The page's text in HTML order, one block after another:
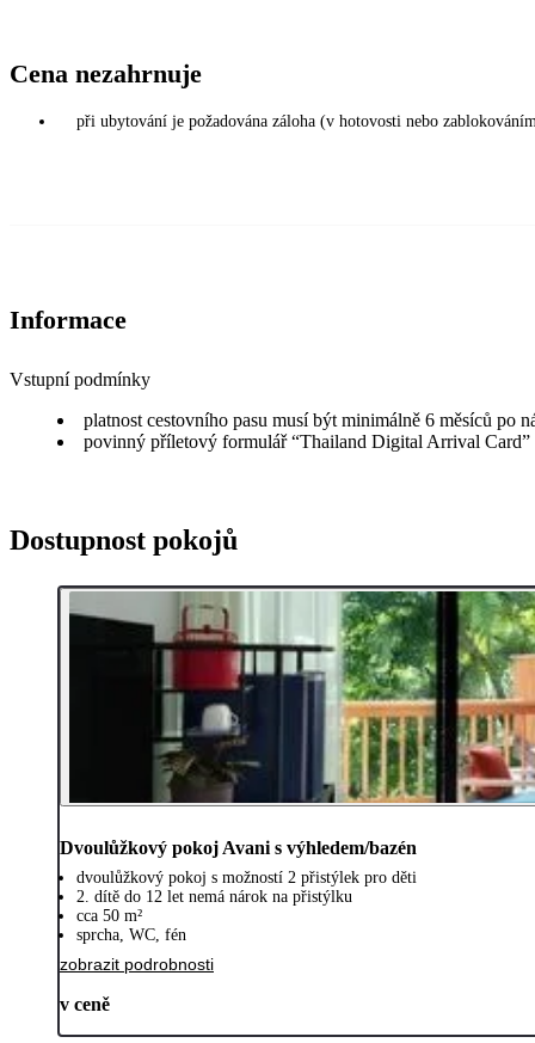
Cena nezahrnuje
při ubytování je požadována záloha (v hotovosti nebo
Informace
Vstupní podmínky
platnost cestovního pasu musí být minimálně 6 měsíců po
povinný příletový formulář “Thailand Digital Arrival Card”
Dostupnost pokojů
Dvoulůžkový pokoj Avani s výhledem/bazén
dvoulůžkový pokoj s možností 2 přistýlek pro děti
2. dítě do 12 let nemá nárok na přistýlku
cca 50 m²
sprcha, WC, fén
zobrazit podrobnosti
v ceně